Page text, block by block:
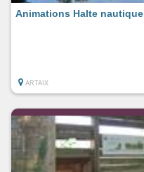
Animations Halte nautique
ARTAIX